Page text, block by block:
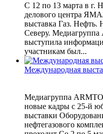
С 12 по 13 марта в г.
делового центра
выставка Газ. Нефть.
Северу. Медиагруппа
выступила
участникам был...
Международная
Медиагруппа
новые кадры с 25-й
выставки
нефтегазового